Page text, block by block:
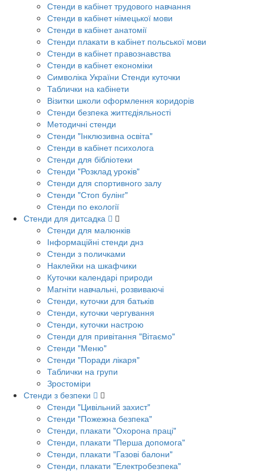
Стенди в кабінет трудового навчання
Стенди в кабінет німецької мови
Стенди в кабінет анатомії
Стенди плакати в кабінет польської мови
Стенди в кабінет правознавства
Стенди в кабінет економіки
Символіка України Стенди куточки
Таблички на кабінети
Візитки школи оформлення коридорів
Стенди безпека життєдіяльності
Методичні стенди
Стенди "Інклюзивна освіта"
Стенди в кабінет психолога
Стенди для бібліотеки
Стенди "Розклад уроків"
Стенди для спортивного залу
Стенди "Стоп булінг"
Стенди по екології
Стенди для дитсадка
Стенди для малюнків
Інформаційні стенди днз
Стенди з поличками
Наклейки на шкафчики
Куточки календарі природи
Магніти навчальні, розвиваючі
Стенди, куточки для батьків
Стенди, куточки чергування
Стенди, куточки настрою
Стенди для привітання "Вітаємо"
Стенди "Меню"
Стенди "Поради лікаря"
Таблички на групи
Зростоміри
Стенди з безпеки
Стенди "Цивільний захист"
Стенди "Пожежна безпека"
Стенди, плакати "Охорона праці"
Стенди, плакати "Перша допомога"
Стенди, плакати "Газові балони"
Стенди, плакати "Електробезпека"